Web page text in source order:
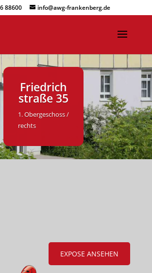
88600 info@awg-frankenberg.de
Friedrich
straße 35
1. Obergeschoss /
rechts
EXPOSE ANSEHEN